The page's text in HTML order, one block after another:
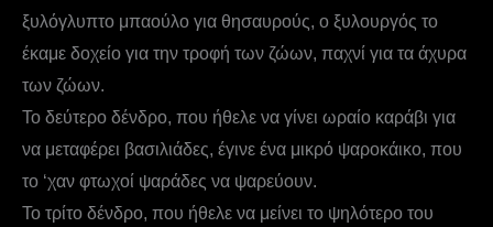
ξυλόγλυπτο μπαούλο για θησαυρούς, ο ξυλουργός το
έκαμε δοχείο για την τροφή των ζώων, παχνί για τα άχυρα
των ζώων.
Το δεύτερο δένδρο, που ήθελε να γίνει ωραίο καράβι για
να μεταφέρει βασιλιάδες, έγινε ένα μικρό ψαροκάικο, που
το ‘χαν φτωχοί ψαράδες να ψαρεύουν.
Το τρίτο δένδρο, που ήθελε να μείνει το ψηλότερο του